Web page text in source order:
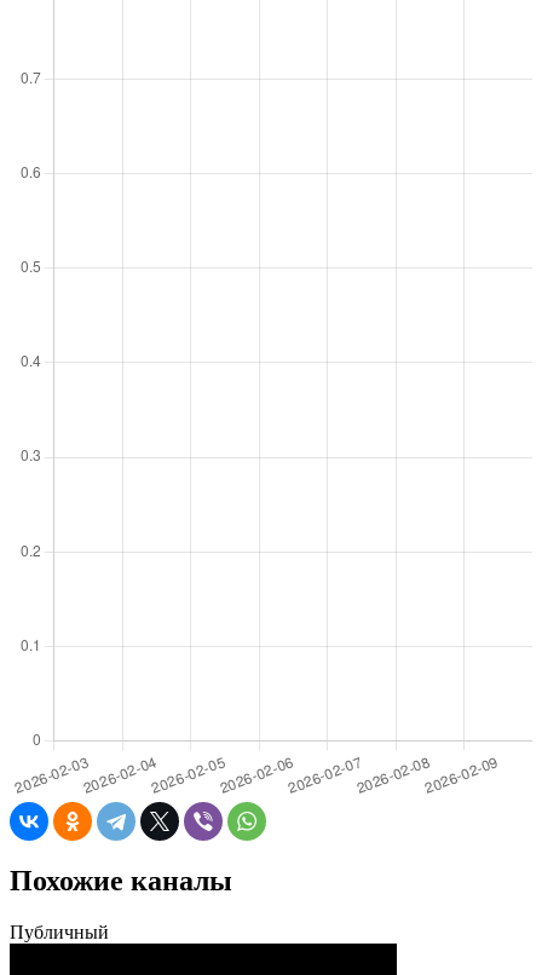
Похожие каналы
Публичный